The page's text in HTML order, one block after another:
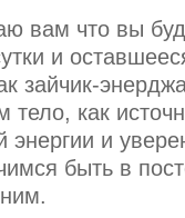
вам что вы
и
зайчик-
тело, как
энергии и
быть в